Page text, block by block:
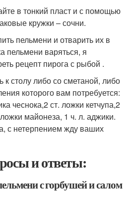
в тонкий пласт и с помощью
кружки – сочни.
пельмени и отварить их в
пельмени варяться, я
рецепт пирога с рыбой .
столу либо со сметаной, либо
которого вам потребуется:
чеснока,2 ст. ложки кетчупа,2
майонеза, 1 ч. л. аджики.
с нетерпением жду ваших
и ответы:
с горбушей и салом